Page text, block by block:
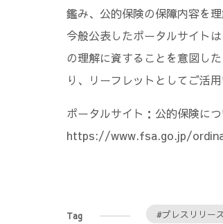
鑑み、公的保険の保障内容を
今般公表したポータルサイト
の理解に資することを意図し
り、リーフレットとしてご活
ポータルサイト：公的保険に
https://www.fsa.go.jp/
Tag #プレスリリース